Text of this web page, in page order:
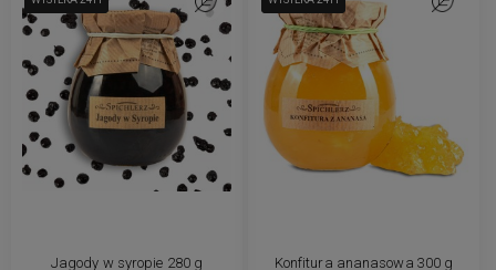
Jagody w syropie 280 g Konfitura ananasowa 300 g